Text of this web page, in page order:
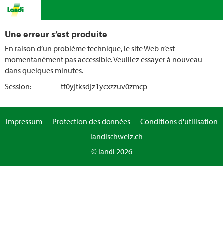
Une erreur s’est produite
En raison d’un problème technique, le site Web n’est
momentanément pas accessible. Veuillez essayer à nouveau
dans quelques minutes.
Session:
tf0yjtksdjz1ycxzzuv0zmcp
Impressum Protection des données
Conditions d'utilisation
landischweiz.ch
© landi 2026